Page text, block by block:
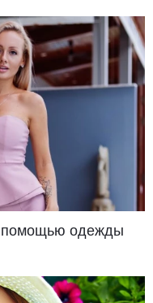
помощью одежды